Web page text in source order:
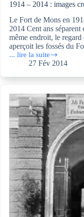
1914 – 2014 : images
Le Fort de Mons en
2014 Cent ans séparent
même endroit, le
aperçoit les fossés du
... lire la suite
1914
croisées
du
Fort
Macdonald
27 Fév 2014